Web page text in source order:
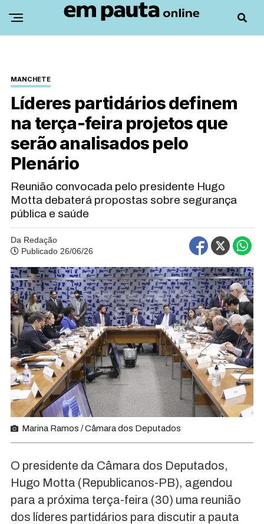
MANCHETE
Líderes partidários definem
na terça-feira projetos que
serão analisados pelo
Plenário
Reunião convocada pelo presidente Hugo
Motta debaterá propostas sobre segurança
pública e saúde
Da Redação
Publicado 26/06/26
Marina Ramos / Câmara dos Deputados
O presidente da Câmara dos Deputados,
Hugo Motta (Republicanos-PB), agendou
para a próxima terça-feira (30) uma reunião
dos líderes partidários para discutir a pauta